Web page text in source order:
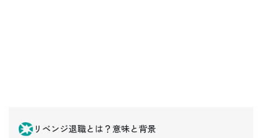
リベンジ退職とは？意味と背景